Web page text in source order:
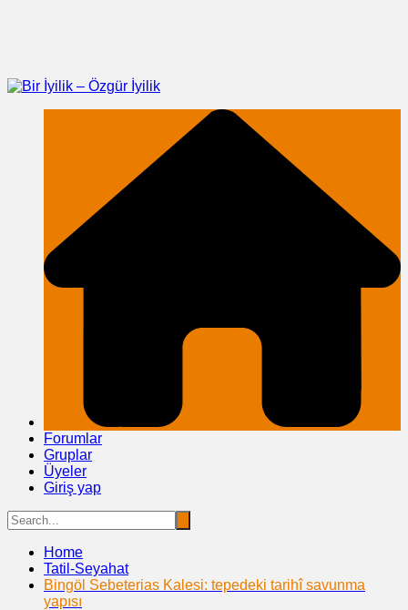
Forumlar
Gruplar
Üyeler
Giriş yap
Home
Tatil-Seyahat
Bingöl Sebeterias Kalesi: tepedeki tarihî savunma
yapısı